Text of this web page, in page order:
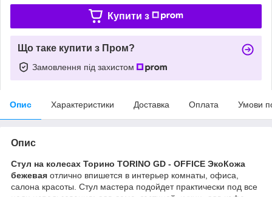
Купити з
Що таке купити з Пром?
Замовлення під захистом
Опис Характеристики Доставка Оплата Умови
Опис
Стул на колесах Торино TORINO GD - OFFICE ЭкоКожа
бежевая отлично впишется в интерьер комнаты, офиса,
салона красоты. Стул мастера подойдет практически под все